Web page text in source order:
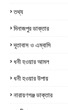
তথ্য
দিনাজপুর ডাক্তার
দূতাবাস ও এম্বাসি
ধনী হওয়ার আমল
ধনী হওয়ার উপায়
নারায়ণগঞ্জ ডাক্তার